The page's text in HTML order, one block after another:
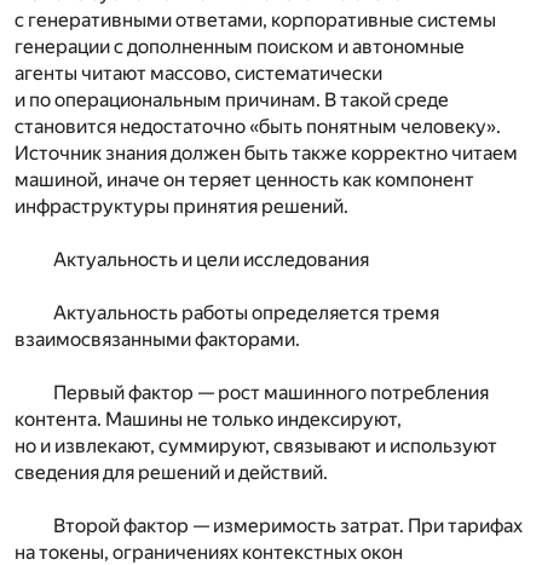
с генеративными ответами, корпоративные системы
генерации с дополненным поиском и автономные
агенты читают массово, систематически
и по операциональным причинам. В такой среде
становится недостаточно «быть понятным человеку».
Источник знания должен быть также корректно читаем
машиной, иначе он теряет ценность как компонент
инфраструктуры принятия решений.
Актуальность и цели исследования
Актуальность работы определяется тремя
взаимосвязанными факторами.
Первый фактор — рост машинного потребления
контента. Машины не только индексируют,
но и извлекают, суммируют, связывают и используют
сведения для решений и действий.
Второй фактор — измеримость затрат. При тарифах
на токены, ограничениях контекстных окон